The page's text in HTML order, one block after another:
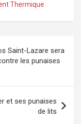
Thermique
Saint-Lazare sera
les punaises
et ses punaises
de lits